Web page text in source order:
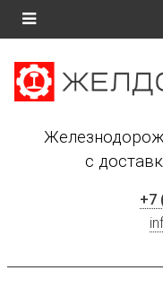
с
+7